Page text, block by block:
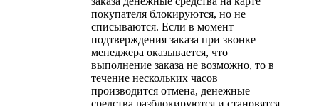
покупателя блокируются, но не
списываются. Если в момент
подтверждения заказа при звонке
менеджера оказывается, что
выполнение заказа не возможно, то в
течение нескольких часов
производится отмена, денежные
средства разблокируются и становятся